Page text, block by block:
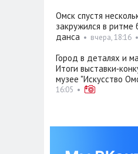
Омск спустя
закружился в ритме
данса• вчера, 18:16•
Город в деталях и
Итоги
музее "Искусство
16:05 •